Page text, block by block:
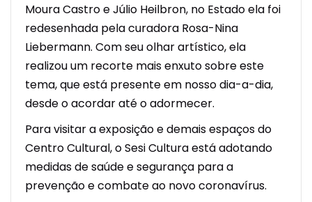
Moura Castro e Júlio Heilbron, no Estado ela foi
redesenhada pela curadora Rosa-Nina
Liebermann. Com seu olhar artístico, ela
realizou um recorte mais enxuto sobre este
tema, que está presente em nosso dia-a-dia,
desde o acordar até o adormecer.
Para visitar a exposição e demais espaços do
Centro Cultural, o Sesi Cultura está adotando
medidas de saúde e segurança para a
prevenção e combate ao novo coronavírus.